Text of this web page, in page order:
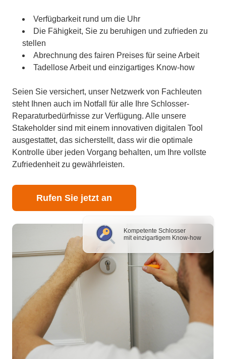
Kompetente Schlosser
mit einzigartigem Know-how
Verfügbarkeit rund um die Uhr
Die Fähigkeit, Sie zu beruhigen und zufrieden zu
stellen
Abrechnung des fairen Preises für seine Arbeit
Tadellose Arbeit und einzigartiges Know-how
Seien Sie versichert, unser Netzwerk von Fachleuten
steht Ihnen auch im Notfall für alle Ihre Schlosser-
Reparaturbedürfnisse zur Verfügung. Alle unsere
Stakeholder sind mit einem innovativen digitalen Tool
ausgestattet, das sicherstellt, dass wir die optimale
Kontrolle über jeden Vorgang behalten, um Ihre vollste
Zufriedenheit zu gewährleisten.
Rufen Sie jetzt an